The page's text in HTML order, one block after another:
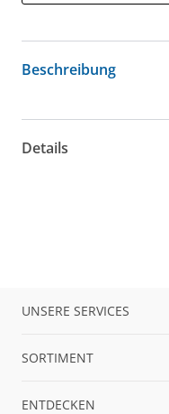
Beschreibung
Details
UNSERE SERVICES
SORTIMENT
ENTDECKEN